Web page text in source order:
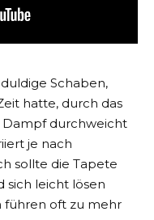
Schaben,
hatte, durch das
Dampf durchweicht
je nach
sollte die Tapete
sich leicht lösen
führen oft zu mehr